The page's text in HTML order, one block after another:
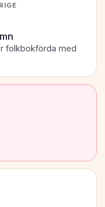
folkbokförda med